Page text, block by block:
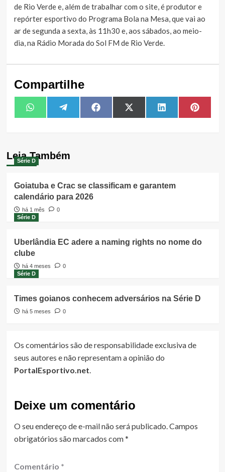
de Rio Verde e, além de trabalhar com o site, é produtor e
repórter esportivo do Programa Bola na Mesa, que vai ao
ar de segunda a sexta, às 11h30 e, aos sábados, ao meio-
dia, na Rádio Morada do Sol FM de Rio Verde.
Compartilhe
Share
on
WhatsAppShare
on
TelegramShare
on
FacebookShare
on
X
(Twitter)
Share
on
LinkedIn Share
on
Leia Também
Série D
Goiatuba e Crac se classificam e garantem
calendário para 2026
há 1 mês
0
Série D
Uberlândia EC adere a naming rights no nome do
clube
há 4 meses
0
Série D
Times goianos conhecem adversários na Série D
há 5 meses 0
Os comentários são de responsabilidade exclusiva de
seus autores e não representam a opinião do
PortalEsportivo.net.
Deixe um comentário
O seu endereço de e-mail não será publicado.Campos
obrigatórios são marcados com*
Comentário *